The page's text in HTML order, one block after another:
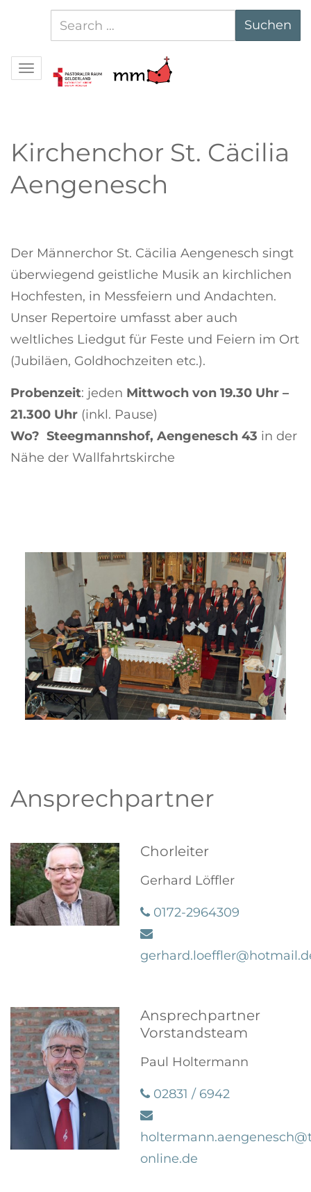
nach:
Suchen
Navigation
Kirchenchor St. Cäcilia
Aengenesch
Der Männerchor St. Cäcilia Aengenesch singt
überwiegend geistliche Musik an kirchlichen
Hochfesten, in Messfeiern und Andachten.
Unser Repertoire umfasst aber auch
weltliches Liedgut für Feste und Feiern im Ort
(Jubiläen, Goldhochzeiten etc.).
Probenzeit: jeden Mittwoch von 19.30 Uhr –
21.300 Uhr (inkl. Pause)
Wo? Steegmannshof, Aengenesch 43 in der
Nähe der Wallfahrtskirche
Ansprechpartner
Chorleiter
Gerhard Löffler
0172-2964309
Ansprechpartner
Vorstandsteam
Paul Holtermann
02831 / 6942
online.de